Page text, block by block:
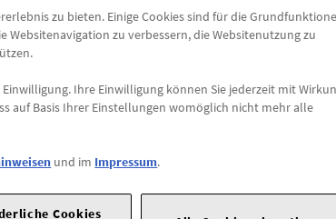
Versandkostenfrei
Preis inkl.19%MwSt.
Abholbar andiesen Standorten
- +
zu bieten. Einige Cookies sind für die
zu verbessern, die Websitenutzung zu
Ihre Einwilligung können Sie jederzeit mit
auf Basis Ihrer Einstellungen womöglich nicht mehr alle
und im Impressum.
Cookies